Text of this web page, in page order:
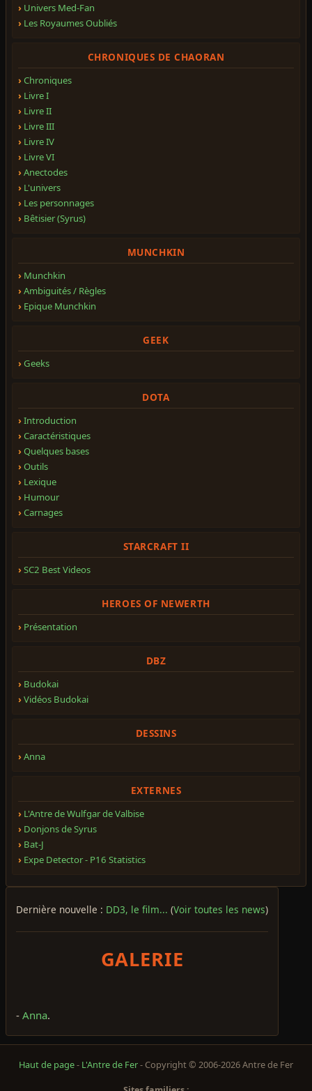
Univers Med-Fan
Les Royaumes Oubliés
CHRONIQUES DE CHAORAN
Chroniques
Livre I
Livre II
Livre III
Livre IV
Livre VI
Anectodes
L'univers
Les personnages
Bêtisier (Syrus)
MUNCHKIN
Munchkin
Ambiguités / Règles
Epique Munchkin
GEEK
Geeks
DOTA
Introduction
Caractéristiques
Quelques bases
Outils
Lexique
Humour
Carnages
STARCRAFT II
SC2 Best Videos
HEROES OF NEWERTH
Présentation
DBZ
Budokai
Vidéos Budokai
DESSINS
Anna
EXTERNES
L'Antre de Wulfgar de Valbise
Donjons de Syrus
Bat-J
Expe Detector - P16 Statistics
Dernière nouvelle : DD3, le film... (Voir toutes les news)
GALERIE
- Anna.
Haut de page- L'Antre de Fer- Copyright © 2006-2026 Antre de Fer